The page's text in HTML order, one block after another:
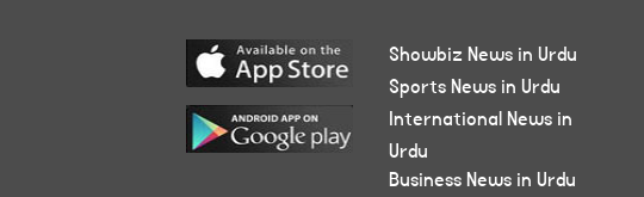
Showbiz News in Urdu
Sports News in Urdu
International News in
Urdu
Business News in Urdu